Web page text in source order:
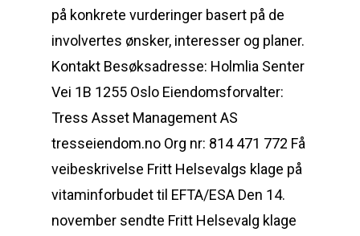
på konkrete vurderinger basert på de
involvertes ønsker, interesser og planer.
Kontakt Besøksadresse: Holmlia Senter
Vei 1B 1255 Oslo Eiendomsforvalter:
Tress Asset Management AS
tresseiendom.no Org nr: 814 471 772 Få
veibeskrivelse Fritt Helsevalgs klage på
vitaminforbudet til EFTA/ESA Den 14.
november sendte Fritt Helsevalg klage